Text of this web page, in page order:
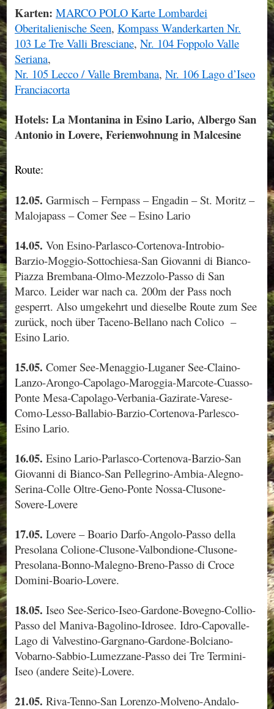
Karten: MARCO POLO Karte Lombardei
Oberitalienische Seen, Kompass Wanderkarten Nr.
103 Le Tre Valli Bresciane, Nr. 104 Foppolo Valle
Seriana,
Nr. 105 Lecco / Valle Brembana, Nr. 106 Lago d’Iseo
Franciacorta
Hotels: La Montanina in Esino Lario, Albergo San
Antonio in Lovere, Ferienwohnung in Malcesine
Route:
12.05. Garmisch – Fernpass – Engadin – St. Moritz –
Malojapass – Comer See – Esino Lario
14.05. Von Esino-Parlasco-Cortenova-Introbio-
Barzio-Moggio-Sottochiesa-San Giovanni di Bianco-
Piazza Brembana-Olmo-Mezzolo-Passo di San
Marco. Leider war nach ca. 200m der Pass noch
gesperrt. Also umgekehrt und dieselbe Route zum See
zurück, noch über Taceno-Bellano nach Colico –
Esino Lario.
15.05. Comer See-Menaggio-Luganer See-Claino-
Lanzo-Arongo-Capolago-Maroggia-Marcote-Cuasso-
Ponte Mesa-Capolago-Verbania-Gazirate-Varese-
Como-Lesso-Ballabio-Barzio-Cortenova-Parlesco-
Esino Lario.
16.05. Esino Lario-Parlasco-Cortenova-Barzio-San
Giovanni di Bianco-San Pellegrino-Ambia-Alegno-
Serina-Colle Oltre-Geno-Ponte Nossa-Clusone-
Sovere-Lovere
17.05. Lovere – Boario Darfo-Angolo-Passo della
Presolana Colione-Clusone-Valbondione-Clusone-
Presolana-Bonno-Malegno-Breno-Passo di Croce
Domini-Boario-Lovere.
18.05. Iseo See-Serico-Iseo-Gardone-Bovegno-Collio-
Passo del Maniva-Bagolino-Idrosee. Idro-Capovalle-
Lago di Valvestino-Gargnano-Gardone-Bolciano-
Vobarno-Sabbio-Lumezzane-Passo dei Tre Termini-
Iseo (andere Seite)-Lovere.
21.05. Riva-Tenno-San Lorenzo-Molveno-Andalo-